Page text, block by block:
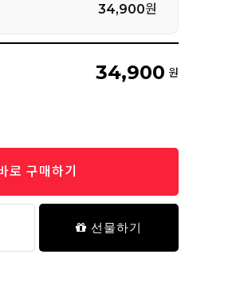
34,900원
34,900 원
로 구매하기
선물하기